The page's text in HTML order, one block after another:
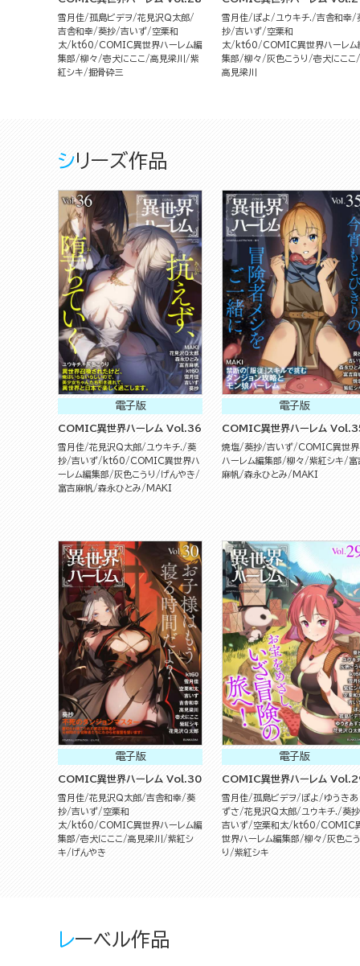
雪月佳 孤島ビデヲ
花見沢Q太郎
吉舎和幸 葵抄 吉いず
空栗和
太
kt60
COMIC異世界ハーレム編
集部
柳々 壱犬にここ 高見梁川
紫
紅シキ
掘骨砕三
雪月佳 ぽよ ユウキチ. 吉舎和幸
抄 吉いず
空栗和
太
kt60
COMIC異世界ハーレム
集部
柳々 灰色こうり
壱犬にここ
高見梁川
シリーズ作品
電子版
COMIC異世界ハーレム Vol.36
雪月佳 花見沢Q太郎 ユウキチ.
葵
抄 吉いず kt60
COMIC異世界ハ
ーレム編集部
灰色こうり
げんやき
富吉麻帆
森永ひとみ MAKI
電子版
COMIC異世界ハーレム
焼塩 葵抄 吉いず COMIC異世界
ハーレム編集部
柳々 紫紅シキ
富
麻帆
森永ひとみ MAKI
電子版
COMIC異世界ハーレム Vol.30
雪月佳 花見沢Q太郎 吉舎和幸 葵
抄 吉いず
空栗和
太
kt60
COMIC異世界ハーレム編
集部
壱犬にここ 高見梁川
紫紅シ
キ
げんやき
電子版
COMIC異世界ハーレム
雪月佳 孤島ビデヲ ぽよ
ゆうきあ
ずさ
花見沢Q太郎 ユウキチ.
葵抄
吉いず
空栗和太 kt60
COMIC
世界ハーレム編集部
柳々
灰色こう
り
紫紅シキ
レーベル作品